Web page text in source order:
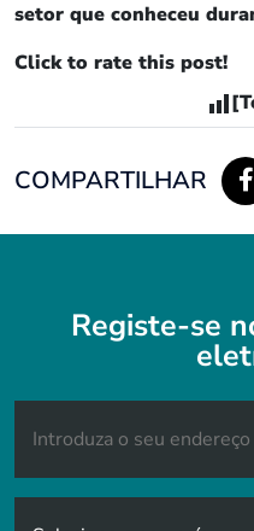
setor que conheceu
Click to rate this post!
COMPARTILHAR
Registe-se